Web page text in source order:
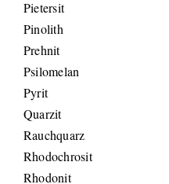
Pietersit
Pinolith
Prehnit
Psilomelan
Pyrit
Quarzit
Rauchquarz
Rhodochrosit
Rhodonit